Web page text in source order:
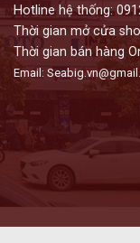
Hotline hệ thống:
Thời gian mở cửa
Thời gian bán hàng
Email: